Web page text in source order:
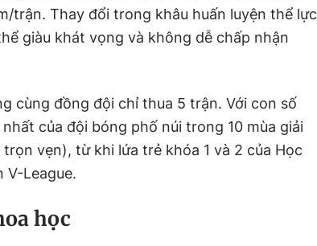
trận. Thay đổi trong khâu huấn luyện thể lực
giàu khát vọng và không dễ chấp nhận
cùng đồng đội chỉ thua 5 trận. Với con số
của đội bóng phố núi trong 10 mùa giải
vẹn), từ khi lứa trẻ khóa 1 và 2 của Học
V-League.
học